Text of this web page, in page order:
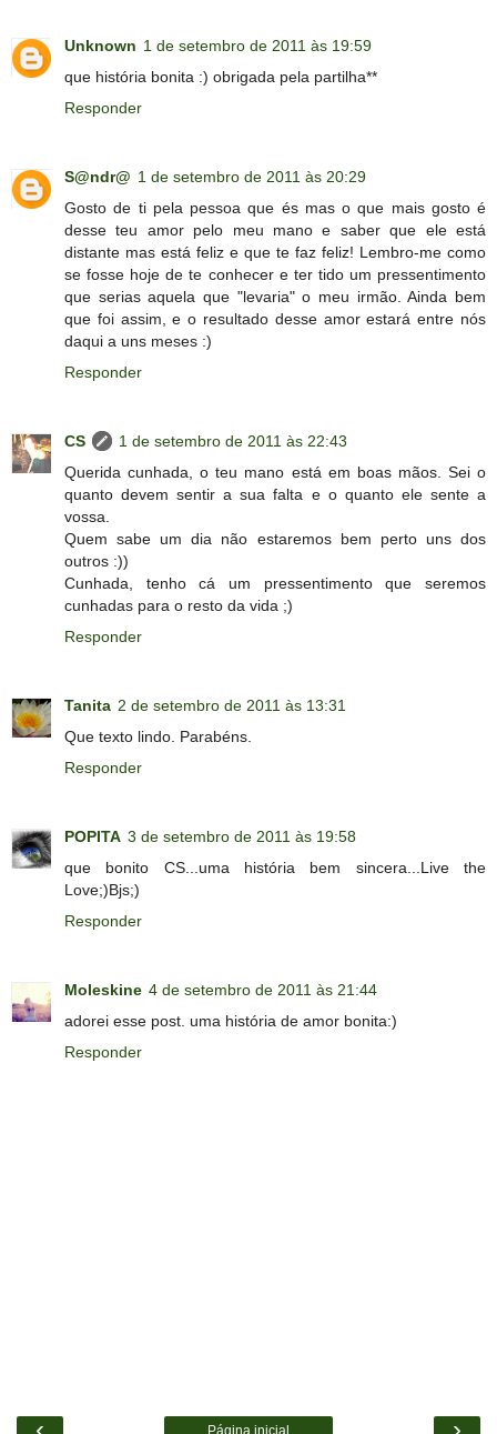
Unknown 1 de setembro de 2011 às 19:59
que história bonita :) obrigada pela partilha**
Responder
S@ndr@ 1 de setembro de 2011 às 20:29
Gosto de ti pela pessoa que és mas o que mais gosto é
desse teu amor pelo meu mano e saber que ele está
distante mas está feliz e que te faz feliz! Lembro-me como
se fosse hoje de te conhecer e ter tido um pressentimento
que serias aquela que "levaria" o meu irmão. Ainda bem
que foi assim, e o resultado desse amor estará entre nós
daqui a uns meses :)
Responder
CS
1 de setembro de 2011 às 22:43
Querida cunhada, o teu mano está em boas mãos. Sei o
quanto devem sentir a sua falta e o quanto ele sente a
vossa.
Quem sabe um dia não estaremos bem perto uns dos
outros :))
Cunhada, tenho cá um pressentimento que seremos
cunhadas para o resto da vida ;)
Responder
Tanita 2 de setembro de 2011 às 13:31
Que texto lindo. Parabéns.
Responder
POPITA 3 de setembro de 2011 às 19:58
que bonito CS...uma história bem sincera...Live the
Love;)Bjs;)
Responder
Moleskine 4 de setembro de 2011 às 21:44
adorei esse post. uma história de amor bonita:)
Responder
Página inicial